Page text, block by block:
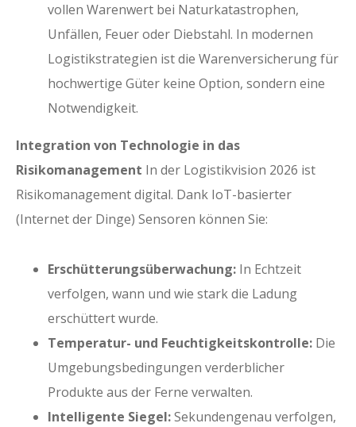
vollen Warenwert bei Naturkatastrophen,
Unfällen, Feuer oder Diebstahl. In modernen
Logistikstrategien ist die Warenversicherung für
hochwertige Güter keine Option, sondern eine
Notwendigkeit.
Integration von Technologie in das
Risikomanagement In der Logistikvision 2026 ist
Risikomanagement digital. Dank IoT-basierter
(Internet der Dinge) Sensoren können Sie:
Erschütterungsüberwachung: In Echtzeit
verfolgen, wann und wie stark die Ladung
erschüttert wurde.
Temperatur- und Feuchtigkeitskontrolle: Die
Umgebungsbedingungen verderblicher
Produkte aus der Ferne verwalten.
Intelligente Siegel:Sekundengenau verfolgen,